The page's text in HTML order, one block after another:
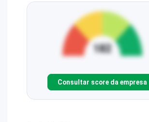
Consultar score da empresa